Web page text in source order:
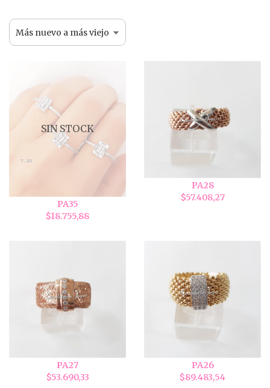
SIN STOCK
PA35
$18.755,88
PA28
$57.408,27
PA27
$53.690,33
PA26
$89.483,54